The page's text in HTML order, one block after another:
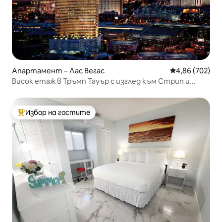
Апартамент – Лас Вегас Средна
4,86 (702)
Висок етаж в Тръмп Тауър с изглед към Стрип и
Най-популярен избор на гостите
Избор на гостите